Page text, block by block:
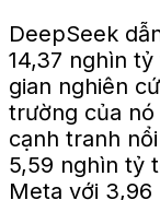
DeepSeek
14,37 nghìn
gian nghiên
trường của
cạnh tranh
5,59 nghìn tỷ
Meta với